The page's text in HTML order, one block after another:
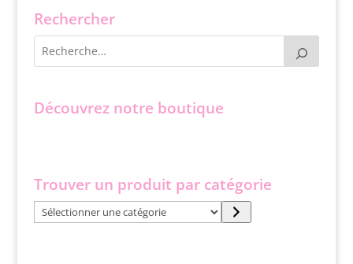
Rechercher
Découvrez notre boutique
Trouver un produit par catégorie
Sélectionner
une